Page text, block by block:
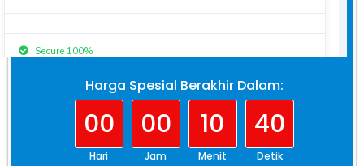
Harga Spesial Berakhir Dalam:
00
Hari
00
Jam
10
Menit
39
Detik